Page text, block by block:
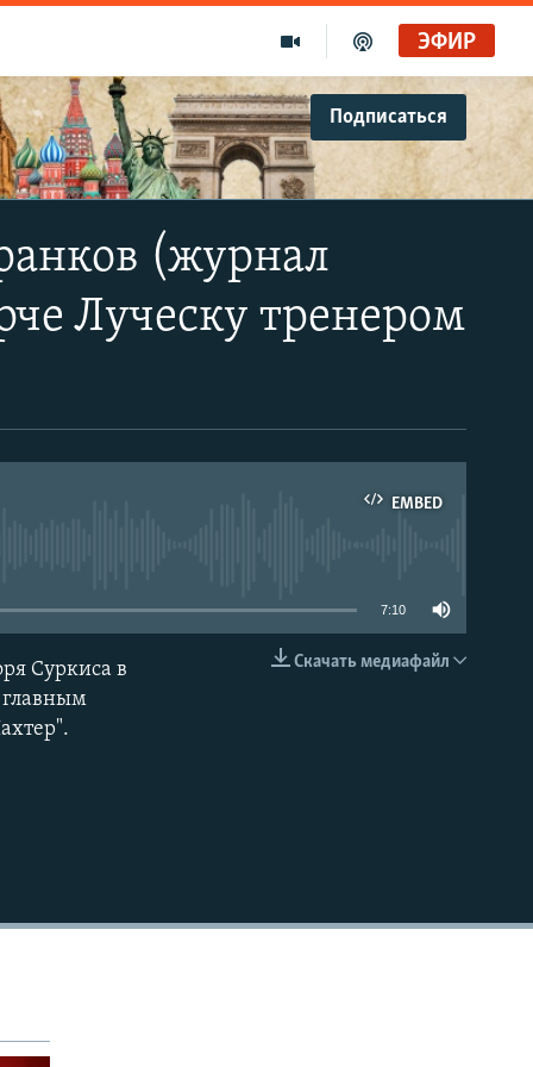
ЭФИР
Подписаться
(журнал
Луческу тренером
EMBED
EMBED
7:10
Скачать медиафайл
Суркиса в
главным